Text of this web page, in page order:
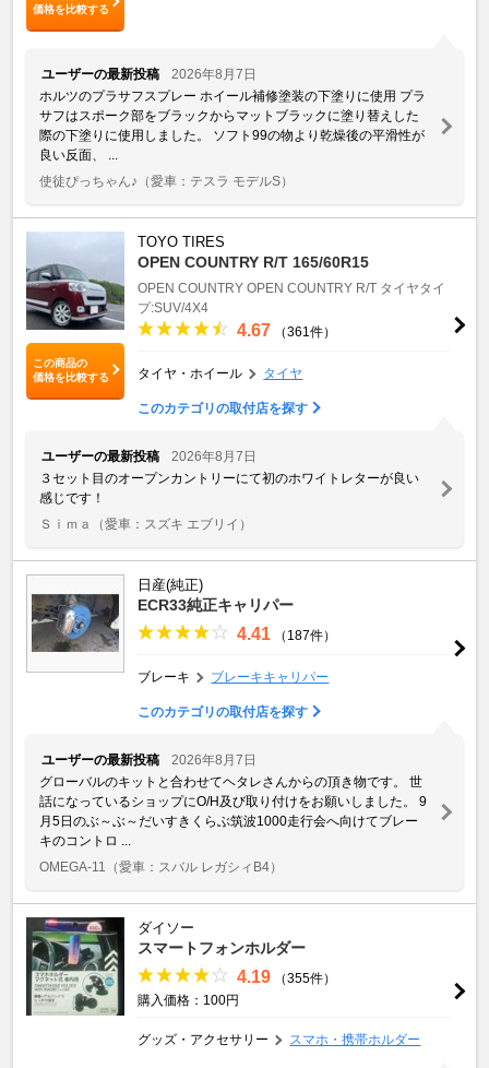
価格を比較する
ユーザーの最新投稿
2026年8月7日
ホルツのプラサフスプレー ホイール補修塗装の下塗りに使用 プラ
サフはスポーク部をブラックからマットブラックに塗り替えした
際の下塗りに使用しました。 ソフト99の物より乾燥後の平滑性が
良い反面、 ...
使徒ぴっちゃん♪ （愛車：テスラ モデルS）
この商品の
価格を比較する
TOYO TIRES
OPEN COUNTRY R/T 165/60R15
OPEN COUNTRY OPEN COUNTRY R/T タイヤタイ
プ:SUV/4X4
4.67 （361件）
タイヤ・ホイール タイヤ
このカテゴリの取付店を探す
ユーザーの最新投稿
2026年8月7日
３セット目のオープンカントリーにて初のホワイトレターが良い
感じです！
Ｓｉｍａ
（愛車：スズキ エブリイ）
日産(純正)
ECR33純正キャリパー
4.41 （187件）
ブレーキ ブレーキキャリパー
このカテゴリの取付店を探す
ユーザーの最新投稿
2026年8月7日
グローバルのキットと合わせてヘタレさんからの頂き物です。 世
話になっているショップにO/H及び取り付けをお願いしました。 9
月5日のぶ～ぶ～だいすきくらぶ筑波1000走行会へ向けてブレー
キのコントロ ...
OMEGA-11
（愛車：スバル レガシィB4）
ダイソー
スマートフォンホルダー
4.19
（355件）
購入価格：100円
グッズ・アクセサリー スマホ・携帯ホルダー